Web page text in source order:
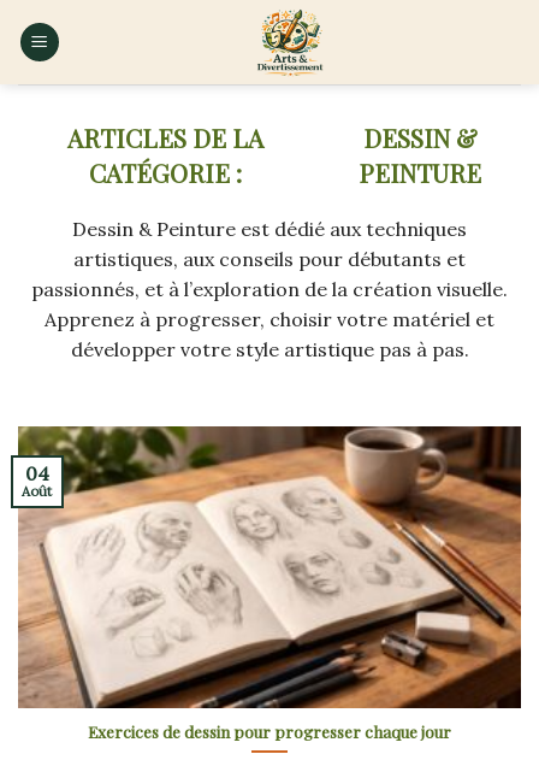
DESSIN &
PEINTURE
Dessin & Peinture est dédié aux techniques
artistiques, aux conseils pour débutants et
passionnés, et à l’exploration de la création visuelle.
Apprenez à progresser, choisir votre matériel et
développer votre style artistique pas à pas.
Exercices de dessin pour progresser chaque jour
04
Août